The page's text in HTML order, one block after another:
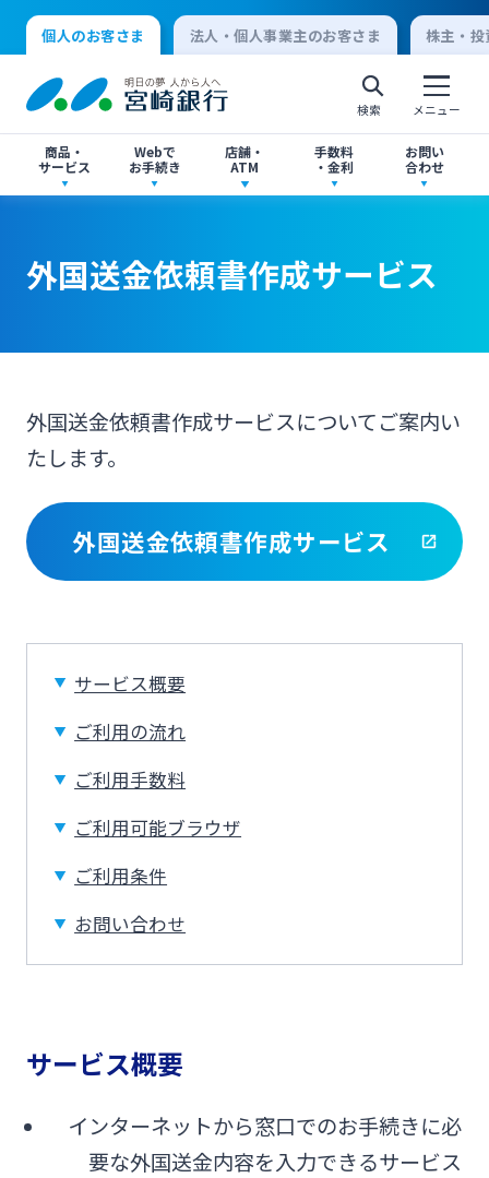
個人のお客さま 法人・個人事業主のお客さま 株主・
検索 メニュー
商品・
サービス
Webで
お手続き
店舗・
ATM
手数料
・金利
お問い
合わせ
資産運用
保険
外国為替
ポイントサービス「たまるーじ倶楽部」
スポーツくじ「宮崎銀行toto」
投資信託
定期的なお客さま情報ご提供のお願い
サイトマップ
チャットで相談
個人向けインターネットバンキング
ログオン
法人向けインターネットバンキング
ログオン
みやぎんMikatanoシリーズ
English
個人のお客さま
法人・個人事業主のお客さま
株主・投資家の皆さま
外国送金依頼書作成サービス
外国送金依頼書作成サービスについてご案内い
たします。
外国送金依頼書作成サービス
サービス概要
ご利用の流れ
ご利用手数料
ご利用可能ブラウザ
ご利用条件
お問い合わせ
サービス概要
インターネットから窓口でのお手続きに必
要な外国送金内容を入力できるサービス